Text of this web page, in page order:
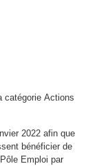
catégorie Actions
2022 afin que
bénéficier de
Emploi par